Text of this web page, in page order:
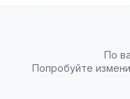
По
Попробуйте